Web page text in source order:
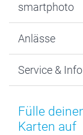
Fotogeschenke
MyNameBook
Fotoabzüge,
Zubehör &
Foto-Kalender &
smartphoto
Warum
Datenschutz
AGB
Impressum
Anlässe
Neujahr
Muttertag
Vatertag
Service & Info
Anmelden /
Preise und
Fülle
Karten auf